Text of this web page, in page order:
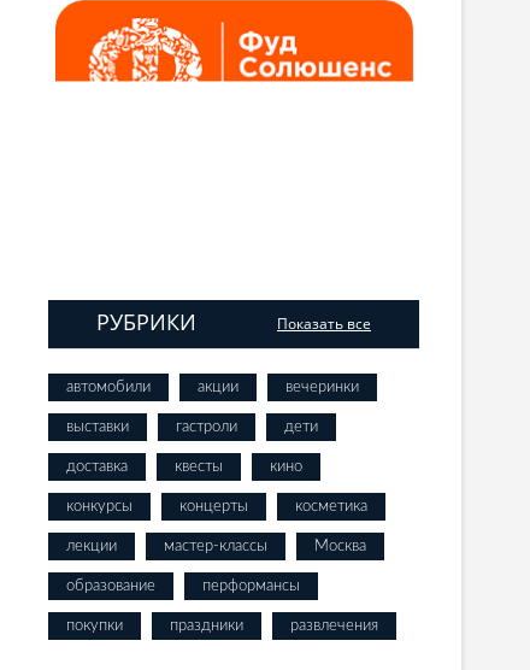
РУБРИКИ Показать все
автомобили акции вечеринки
выставки гастроли дети
доставка квесты кино
конкурсы концерты косметика
лекции мастер-классы Москва
образование перформансы
покупки праздники развлечения